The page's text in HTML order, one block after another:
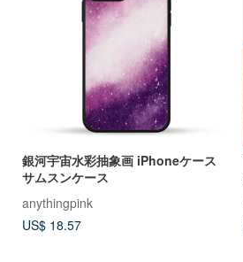
銀河宇宙水彩抽象画 iPhoneケース
サムスンケース
anythingpink
US$ 18.57